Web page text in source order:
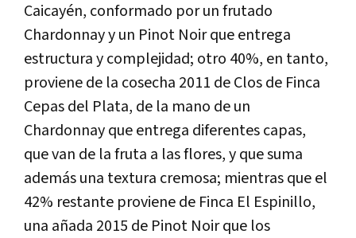
Caicayén, conformado por un frutado
Chardonnay y un Pinot Noir que entrega
estructura y complejidad; otro 40%, en tanto,
proviene de la cosecha 2011 de Clos de Finca
Cepas del Plata, de la mano de un
Chardonnay que entrega diferentes capas,
que van de la fruta a las flores, y que suma
además una textura cremosa; mientras que el
42% restante proviene de Finca El Espinillo,
una añada 2015 de Pinot Noir que los